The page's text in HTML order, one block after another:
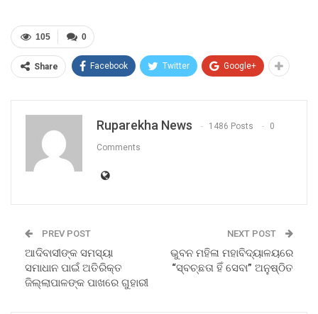
0
105
Share Facebook Twitter Google+
Ruparekha News 1486 Posts 0
Comments
PREV POST
ଆଦିବାସୀଙ୍କ ସମସ୍ୟା
ସମାଧାନ ପାଇଁ ଅତିରିକ୍ତ
ଜିଲ୍ଲାପାଳଙ୍କ ପାଖରେ ଗୁହାରୀ
NEXT POST
ଭୁବନ ମହିଳା ମହାବିଦ୍ୟାଳୟରେ
“ସ୍ବଚ୍ଛତା ହିଁ ସେବା” ଅନୁଷ୍ଠିତ